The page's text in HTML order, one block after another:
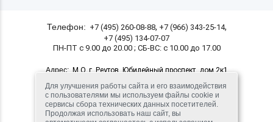
Телефон: +7 (495) 260-08-88, +7 (966) 343-25-14,
+7 (495) 134-07-07
ПН-ПТ с 9.00 до 20.00 ; СБ-ВС: с 10.00 до 17.00
Адрес: М.О. г. Реутов, Юбилейный проспект, дом 2к1
© 2016 - 2026 ООО "Лавка Пантелея"
Для улучшения работы сайта и его взаимодействия
с пользователями мы используем файлы cookie и
сервисы сбора технических данных посетителей.
Продолжая использовать наш сайт, вы